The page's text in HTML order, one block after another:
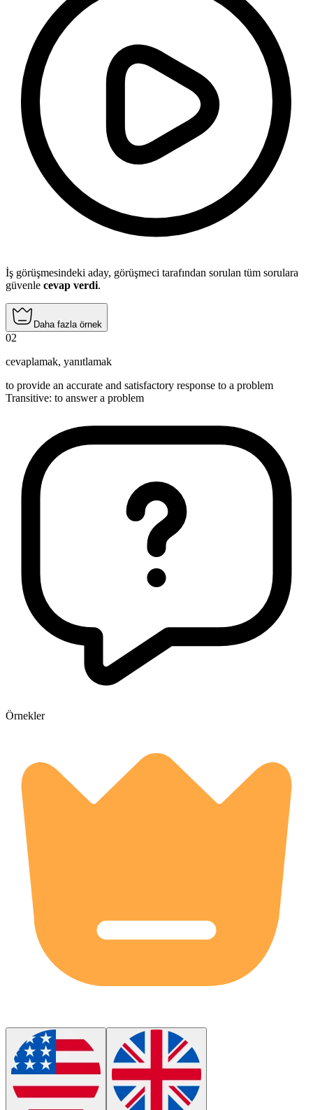
İş görüşmesindeki aday, görüşmeci tarafından sorulan tüm sorulara
güvenle cevap verdi.
Daha fazla örnek
02
cevaplamak, yanıtlamak
to provide an accurate and satisfactory response to a problem
Transitive: to answera problem
Örnekler